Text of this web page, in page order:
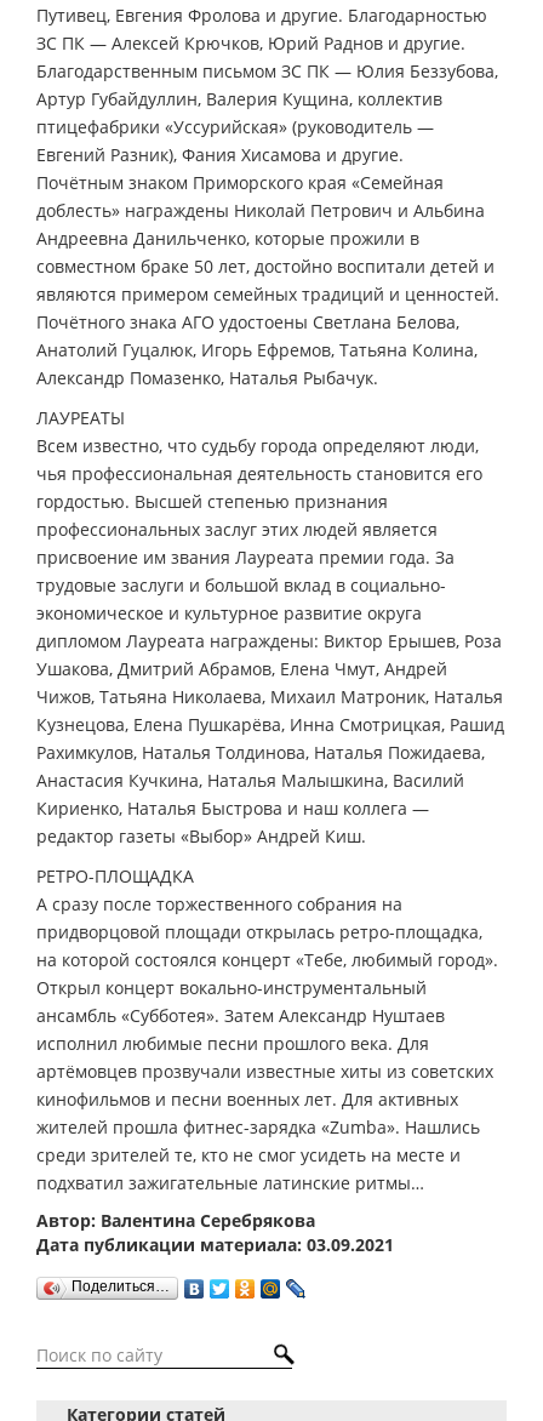
Путивец, Евгения Фролова и другие. Благодарностью
ЗС ПК — Алексей Крючков, Юрий Раднов и другие.
Благодарственным письмом ЗС ПК — Юлия Беззубова,
Артур Губайдуллин, Валерия Кущина, коллектив
птицефабрики «Уссурийская» (руководитель —
Евгений Разник), Фания Хисамова и другие.
Почётным знаком Приморского края «Семейная
доблесть» награждены Николай Петрович и Альбина
Андреевна Данильченко, которые прожили в
совместном браке 50 лет, достойно воспитали детей и
являются примером семейных традиций и ценностей.
Почётного знака АГО удостоены Светлана Белова,
Анатолий Гуцалюк, Игорь Ефремов, Татьяна Колина,
Александр Помазенко, Наталья Рыбачук.
ЛАУРЕАТЫ
Всем известно, что судьбу города определяют люди,
чья профессиональная деятельность становится его
гордостью. Высшей степенью признания
профессиональных заслуг этих людей является
присвоение им звания Лауреата премии года. За
трудовые заслуги и большой вклад в социально-
экономическое и культурное развитие округа
дипломом Лауреата награждены: Виктор Ерышев, Роза
Ушакова, Дмитрий Абрамов, Елена Чмут, Андрей
Чижов, Татьяна Николаева, Михаил Матроник, Наталья
Кузнецова, Елена Пушкарёва, Инна Смотрицкая, Рашид
Рахимкулов, Наталья Толдинова, Наталья Пожидаева,
Анастасия Кучкина, Наталья Малышкина, Василий
Кириенко, Наталья Быстрова и наш коллега —
редактор газеты «Выбор» Андрей Киш.
РЕТРО-ПЛОЩАДКА
А сразу после торжественного собрания на
придворцовой площади открылась ретро-площадка,
на которой состоялся концерт «Тебе, любимый город».
Открыл концерт вокально-инструментальный
ансамбль «Субботея». Затем Александр Нуштаев
исполнил любимые песни прошлого века. Для
артёмовцев прозвучали известные хиты из советских
кинофильмов и песни военных лет. Для активных
жителей прошла фитнес-зарядка «Zumba». Нашлись
среди зрителей те, кто не смог усидеть на месте и
подхватил зажигательные латинские ритмы…
Автор: Валентина Серебрякова
Дата публикации материала: 03.09.2021
Поделиться…
Категории статей